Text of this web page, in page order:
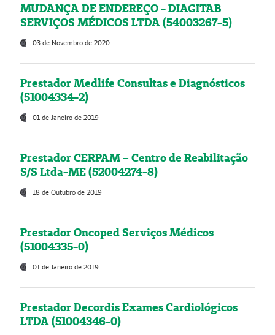
MUDANÇA DE ENDEREÇO - DIAGITAB
SERVIÇOS MÉDICOS LTDA (54003267-5)
03 de Novembro de 2020
Prestador Medlife Consultas e Diagnósticos
(51004334-2)
01 de Janeiro de 2019
Prestador CERPAM – Centro de Reabilitação
S/S Ltda-ME (52004274-8)
18 de Outubro de 2019
Prestador Oncoped Serviços Médicos
(51004335-0)
01 de Janeiro de 2019
Prestador Decordis Exames Cardiológicos
LTDA (51004346-0)